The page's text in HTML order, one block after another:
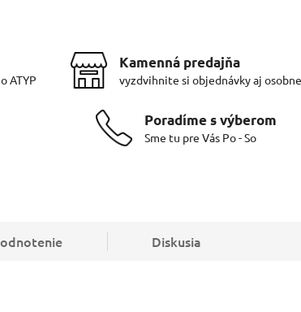
ATYP
Kamenná predajňa
vyzdvihnite si objednávky aj osobne
Poradíme s výberom
Sme tu pre Vás Po - So
Diskusia